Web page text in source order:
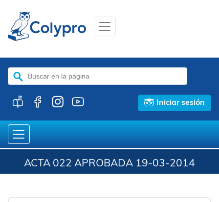
Buscar:
Iniciar sesión
ACTA 022 APROBADA 19-03-2014